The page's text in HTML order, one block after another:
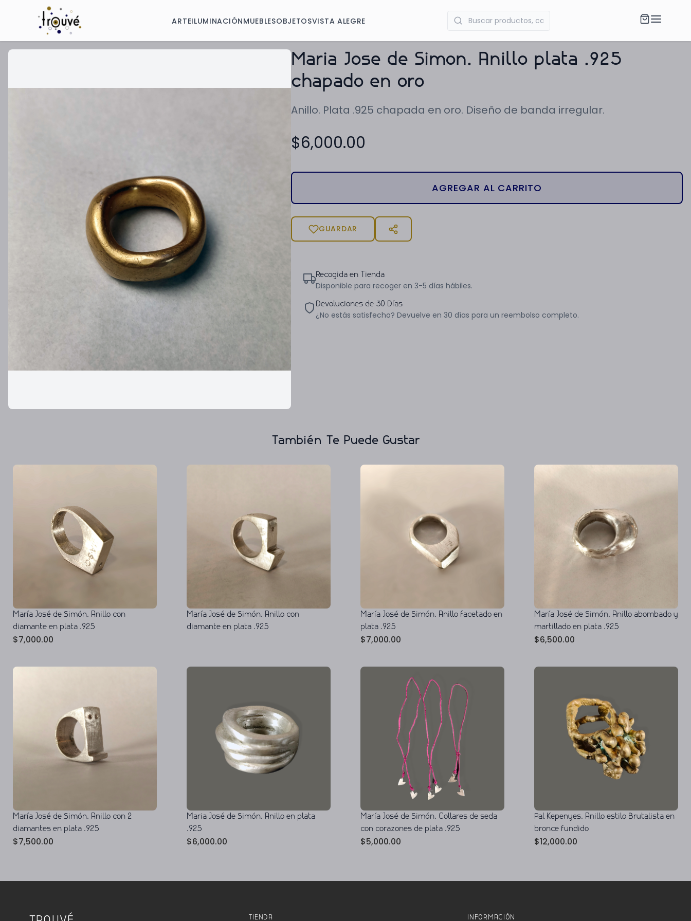
ARTEILUMINACIÓNMUEBLESOBJETOSVISTA ALEGRE
Maria Jose de Simon. Anillo plata .925
chapado en oro
Anillo. Plata .925 chapada en oro. Diseño de banda irregular.
$6,000.00
AGREGAR AL CARRITO
GUARDAR
Recogida en Tienda
Disponible para recoger en 3-5 días hábiles.
Devoluciones de 30 Días
¿No estás satisfecho? Devuelve en 30 días para un reembolso completo.
También Te Puede Gustar
María José de Simón. Anillo con
diamante en plata .925
$7,000.00
María José de Simón. Anillo con
diamante en plata .925
María José de Simón. Anillo facetado en
plata .925
$7,000.00
María José de Simón. Anillo abombado y
martillado en plata .925
$6,500.00
María José de Simón. Anillo con 2
diamantes en plata .925
$7,500.00
Maria José de Simón. Anillo en plata
.925
$6,000.00
María José de Simón. Collares de seda
con corazones de plata .925
$5,000.00
Pal Kepenyes. Anillo estilo Brutalista en
bronce fundido
$12,000.00
TIENDA INFORMACIÓN